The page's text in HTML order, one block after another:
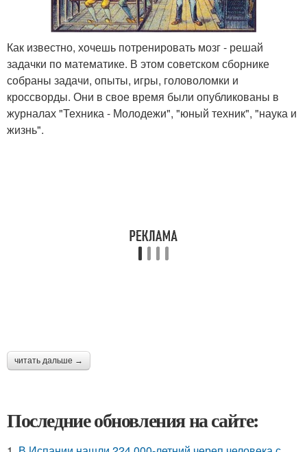
Как известно, хочешь потренировать мозг - решай
задачки по математике. В этом советском сборнике
собраны задачи, опыты, игры, головоломки и
кроссворды. Они в свое время были опубликованы в
журналах "Техника - Молодежи", "юный техник", "наука и
жизнь".
читать дальше →
Последние обновления на сайте: